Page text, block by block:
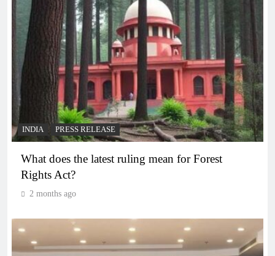
INDIA PRESS RELEASE
What does the latest ruling mean for Forest
Rights Act?
2 months ago